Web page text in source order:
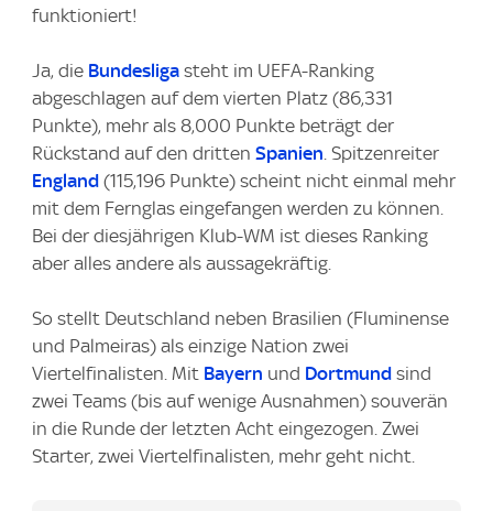
funktioniert!
Ja, die Bundesliga steht im UEFA-Ranking
abgeschlagen auf dem vierten Platz (86,331
Punkte), mehr als 8,000 Punkte beträgt der
Rückstand auf den dritten Spanien. Spitzenreiter
England (115,196 Punkte) scheint nicht einmal mehr
mit dem Fernglas eingefangen werden zu können.
Bei der diesjährigen Klub-WM ist dieses Ranking
aber alles andere als aussagekräftig.
So stellt Deutschland neben Brasilien (Fluminense
und Palmeiras) als einzige Nation zwei
Viertelfinalisten. Mit Bayern und Dortmund sind
zwei Teams (bis auf wenige Ausnahmen) souverän
in die Runde der letzten Acht eingezogen. Zwei
Starter, zwei Viertelfinalisten, mehr geht nicht.